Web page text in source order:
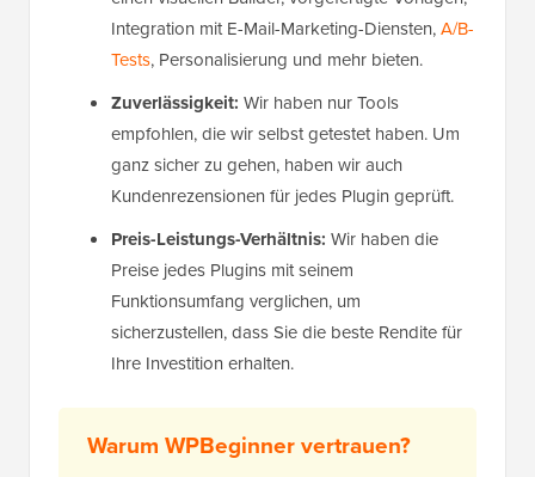
Integration mit E-Mail-Marketing-Diensten,A/B-
Tests, Personalisierung und mehr bieten.
Zuverlässigkeit: Wir haben nur Tools
empfohlen, die wir selbst getestet haben. Um
ganz sicher zu gehen, haben wir auch
Kundenrezensionen für jedes Plugin geprüft.
Preis-Leistungs-Verhältnis: Wir haben die
Preise jedes Plugins mit seinem
Funktionsumfang verglichen, um
sicherzustellen, dass Sie die beste Rendite für
Ihre Investition erhalten.
Warum WPBeginner vertrauen?